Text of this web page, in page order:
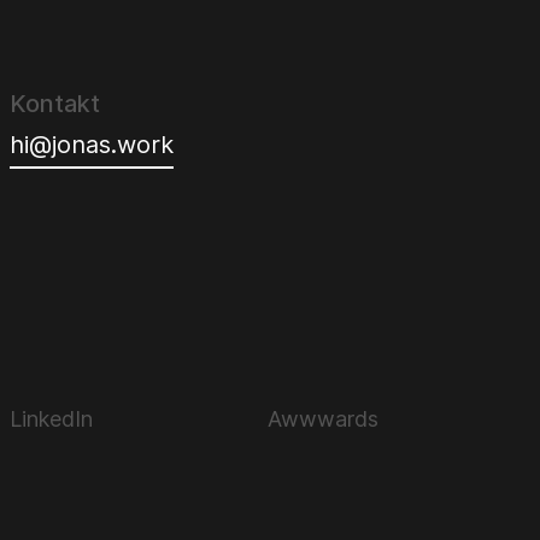
Kontakt
hi@jonas.work
LinkedIn Awwwards